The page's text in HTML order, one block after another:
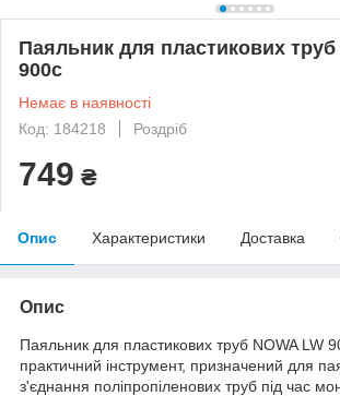
Паяльник для пластикових труб
900c
Немає в наявності
Код: 184218
Роздріб
749 ₴
Опис Характеристики Доставка
Опис
Паяльник для пластикових труб NOWA LW
практичний інструмент, призначений для
з'єднання поліпропіленових труб під час